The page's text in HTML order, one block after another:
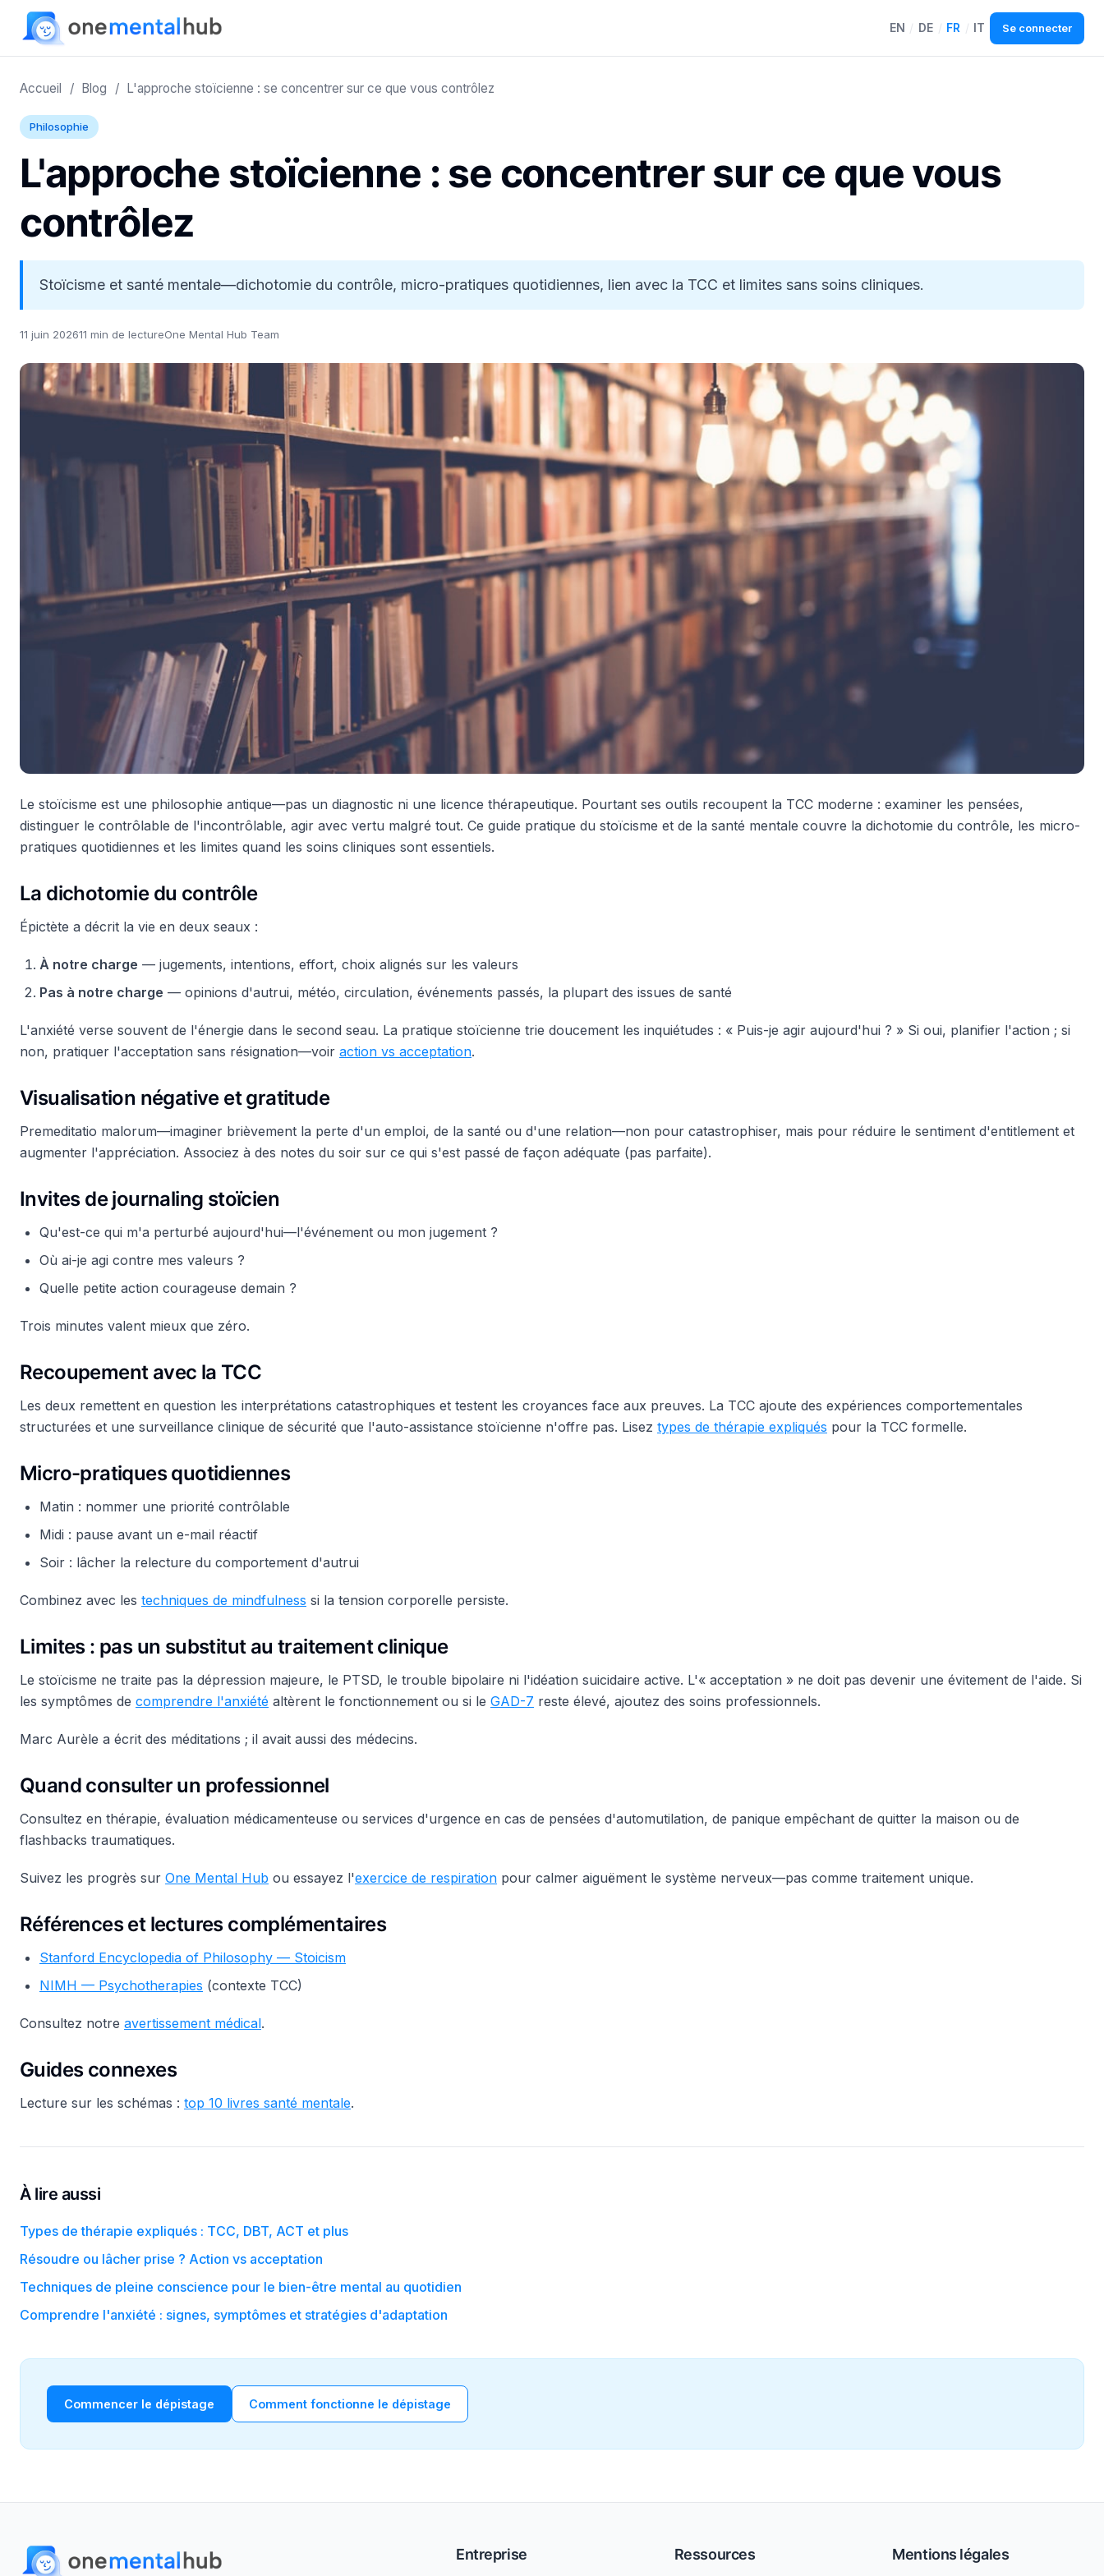
EN / DE / FR / IT Se connecter
Accueil / Blog / L'approche stoïcienne : se concentrer sur ce que vous contrôlez
Philosophie
L'approche stoïcienne : se concentrer sur ce que vous
contrôlez
Stoïcisme et santé mentale—dichotomie du contrôle, micro-pratiques quotidiennes, lien avec la TCC et limites sans soins cliniques.
11 juin 202611 min de lectureOne Mental Hub Team
Le stoïcisme est une philosophie antique—pas un diagnostic ni une licence thérapeutique. Pourtant ses outils recoupent la TCC moderne : examiner les pensées,
distinguer le contrôlable de l'incontrôlable, agir avec vertu malgré tout. Ce guide pratique du stoïcisme et de la santé mentale couvre la dichotomie du contrôle, les micro-
pratiques quotidiennes et les limites quand les soins cliniques sont essentiels.
La dichotomie du contrôle
Épictète a décrit la vie en deux seaux :
À notre charge — jugements, intentions, effort, choix alignés sur les valeurs
Pas à notre charge — opinions d'autrui, météo, circulation, événements passés, la plupart des issues de santé
L'anxiété verse souvent de l'énergie dans le second seau. La pratique stoïcienne trie doucement les inquiétudes : « Puis-je agir aujourd'hui ? » Si oui, planifier l'action ; si
non, pratiquer l'acceptation sans résignation—voir action vs acceptation.
Visualisation négative et gratitude
Premeditatio malorum—imaginer brièvement la perte d'un emploi, de la santé ou d'une relation—non pour catastrophiser, mais pour réduire le sentiment d'entitlement et
augmenter l'appréciation. Associez à des notes du soir sur ce qui s'est passé de façon adéquate (pas parfaite).
Invites de journaling stoïcien
Qu'est-ce qui m'a perturbé aujourd'hui—l'événement ou mon jugement ?
Où ai-je agi contre mes valeurs ?
Quelle petite action courageuse demain ?
Trois minutes valent mieux que zéro.
Recoupement avec la TCC
Les deux remettent en question les interprétations catastrophiques et testent les croyances face aux preuves. La TCC ajoute des expériences comportementales
structurées et une surveillance clinique de sécurité que l'auto-assistance stoïcienne n'offre pas. Lisez types de thérapie expliqués pour la TCC formelle.
Micro-pratiques quotidiennes
Matin : nommer une priorité contrôlable
Midi : pause avant un e-mail réactif
Soir : lâcher la relecture du comportement d'autrui
Combinez avec les techniques de mindfulness si la tension corporelle persiste.
Limites : pas un substitut au traitement clinique
Le stoïcisme ne traite pas la dépression majeure, le PTSD, le trouble bipolaire ni l'idéation suicidaire active. L'« acceptation » ne doit pas devenir une évitement de l'aide. Si
les symptômes de comprendre l'anxiété altèrent le fonctionnement ou si le GAD-7 reste élevé, ajoutez des soins professionnels.
Marc Aurèle a écrit des méditations ; il avait aussi des médecins.
Quand consulter un professionnel
Consultez en thérapie, évaluation médicamenteuse ou services d'urgence en cas de pensées d'automutilation, de panique empêchant de quitter la maison ou de
flashbacks traumatiques.
Suivez les progrès sur One Mental Hub ou essayez l'exercice de respiration pour calmer aiguëment le système nerveux—pas comme traitement unique.
Références et lectures complémentaires
Stanford Encyclopedia of Philosophy — Stoicism
NIMH — Psychotherapies (contexte TCC)
Consultez notre avertissement médical.
Guides connexes
Lecture sur les schémas : top 10 livres santé mentale.
À lire aussi
Types de thérapie expliqués : TCC, DBT, ACT et plus
Résoudre ou lâcher prise ? Action vs acceptation
Techniques de pleine conscience pour le bien-être mental au quotidien
Comprendre l'anxiété : signes, symptômes et stratégies d'adaptation
Commencer le dépistage Comment fonctionne le dépistage
Entreprise Ressources Mentions légales